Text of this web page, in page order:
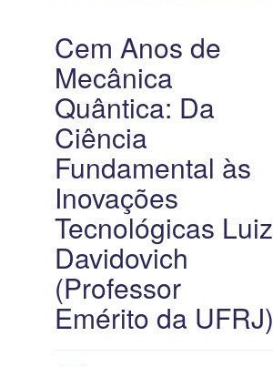
Cem Anos de
Mecânica
Quântica: Da
Ciência
Fundamental às
Inovações
Tecnológicas Luiz
Davidovich
(Professor
Emérito da UFRJ)